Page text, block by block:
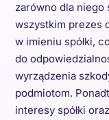
zarówno dla niego
wszystkim prezes
w imieniu spółki,
do
wyrządzenia
podmiotom.
interesy spółki